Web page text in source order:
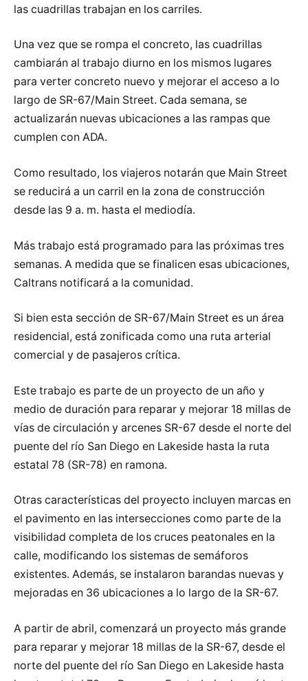
las cuadrillas trabajan en los carriles.
Una vez que se rompa el concreto, las cuadrillas
cambiarán al trabajo diurno en los mismos lugares
para verter concreto nuevo y mejorar el acceso a lo
largo de SR-67/Main Street. Cada semana, se
actualizarán nuevas ubicaciones a las rampas que
cumplen con ADA.
Como resultado, los viajeros notarán que Main Street
se reducirá a un carril en la zona de construcción
desde las 9 a. m. hasta el mediodía.
Más trabajo está programado para las próximas tres
semanas. A medida que se finalicen esas ubicaciones,
Caltrans notificará a la comunidad.
Si bien esta sección de SR-67/Main Street es un área
residencial, está zonificada como una ruta arterial
comercial y de pasajeros crítica.
Este trabajo es parte de un proyecto de un año y
medio de duración para reparar y mejorar 18 millas de
vías de circulación y arcenes SR-67 desde el norte del
puente del río San Diego en Lakeside hasta la ruta
estatal 78 (SR-78) en ramona.
Otras características del proyecto incluyen marcas en
el pavimento en las intersecciones como parte de la
visibilidad completa de los cruces peatonales en la
calle, modificando los sistemas de semáforos
existentes. Además, se instalaron barandas nuevas y
mejoradas en 36 ubicaciones a lo largo de la SR-67.
A partir de abril, comenzará un proyecto más grande
para reparar y mejorar 18 millas de la SR-67, desde el
norte del puente del río San Diego en Lakeside hasta